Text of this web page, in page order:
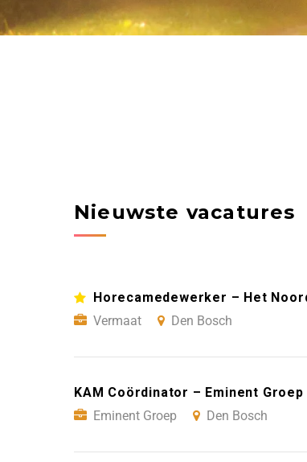
Nieuwste vacatures
Horecamedewerker – Het
Vermaat
Den Bosch
KAM Coördinator – Eminent
Eminent Groep
Den Bosch